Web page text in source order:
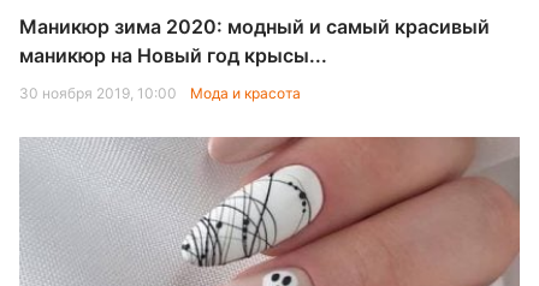
Маникюр зима 2020: модный и самый красивый
маникюр на Новый год крысы...
30 ноября 2019, 10:00 Мода и красота